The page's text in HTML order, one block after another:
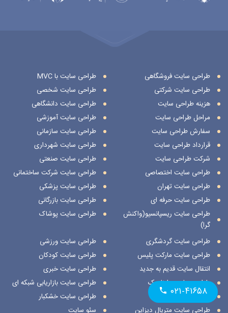
طراحی سایت فروشگاهی
طراحی سایت شرکتی
هزینه طراحی سایت
مراحل طراحی سایت
سفارش طراحی سایت
قرارداد طراحی سایت
شرکت طراحی سایت
طراحی سایت اختصاصی
طراحی سایت تهران
طراحی سایت حرفه ای
طراحی سایت ریسپانسیو(واکنش
گرا)
طراحی سایت با MVC
طراحی سایت شخصی
طراحی سایت دانشگاهی
طراحی سایت آموزشی
طراحی سایت سازمانی
طراحی سایت شهرداری
طراحی سایت صنعتی
طراحی سایت شرکت ساختمانی
طراحی سایت پزشکی
طراحی سایت بازرگانی
طراحی سایت پوشاک
طراحی سایت گردشگری
طراحی سایت مارکت پلیس
انتقال سایت قدیم به جدید
طراحی سایت داینامیک
طراحی سایت استاتیک
طراحی سایت متریال دیزاین
طراحی سایت ورزشی
طراحی سایت کودکان
طراحی سایت خبری
طراحی سایت بازاریابی شبکه ای
طراحی سایت خشکبار
سئو سایت
۰۲۱-۴۱۶۵۸